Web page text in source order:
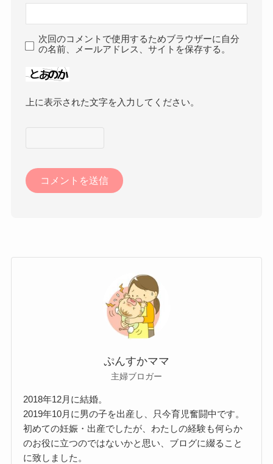
次回のコメントで使用するためブラウザーに自分
の名前、メールアドレス、サイトを保存する。
上に表示された文字を入力してください。
ぷんすかママ
主婦ブロガー
2018年12月に結婚。
2019年10月に男の子を出産し、只今育児奮闘中です。
初めての妊娠・出産でしたが、わたしの経験も何らか
のお役に立つのではないかと思い、ブログに綴ること
に致しました。